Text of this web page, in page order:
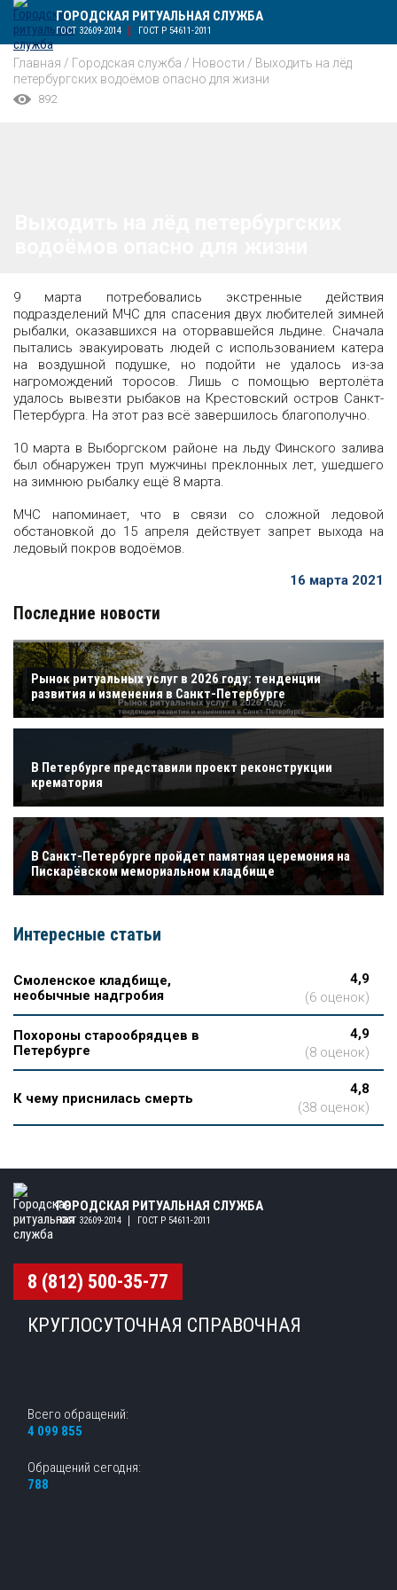
ГОРОДСКАЯ РИТУАЛЬНАЯ СЛУЖБА
ГОСТ 32609-2014 ГОСТ Р 54611-2011
Главная / Городская служба / Новости / Выходить на лёд
петербургских водоёмов опасно для жизни
892
9 марта потребовались экстренные действия
подразделений МЧС для спасения двух любителей зимней
рыбалки, оказавшихся на оторвавшейся льдине. Сначала
пытались эвакуировать людей с использованием катера
на воздушной подушке, но подойти не удалось из-за
нагромождений торосов. Лишь с помощью вертолёта
удалось вывезти рыбаков на Крестовский остров Санкт-
Петербурга. На этот раз всё завершилось благополучно.
10 марта в Выборгском районе на льду Финского залива
был обнаружен труп мужчины преклонных лет, ушедшего
на зимнюю рыбалку ещё 8 марта.
МЧС напоминает, что в связи со сложной ледовой
обстановкой до 15 апреля действует запрет выхода на
ледовый покров водоёмов.
16 марта 2021
Последние новости
Рынок ритуальных услуг в 2026 году: тенденции
развития и изменения в Санкт-Петербурге
В Петербурге представили проект реконструкции
крематория
В Санкт-Петербурге пройдет памятная церемония на
Пискарёвском мемориальном кладбище
Интересные статьи
Смоленское кладбище,
необычные надгробия
4,9
(6 оценок)
Похороны старообрядцев в
Петербурге
4,9
(8 оценок)
К чему приснилась смерть
4,8
(38 оценок)
ГОРОДСКАЯ РИТУАЛЬНАЯ СЛУЖБА
ГОСТ 32609-2014 ГОСТ Р 54611-2011
8 (812) 500-35-77
КРУГЛОСУТОЧНАЯ СПРАВОЧНАЯ
Всего обращений:
4 099 855
Обращений сегодня:
788